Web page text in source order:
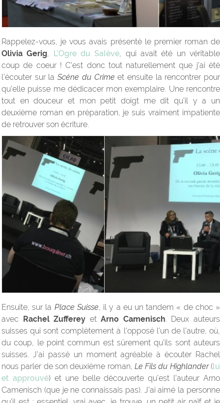
Rappelez-vous, je vous avais présenté le premier roman de
Olivia Gerig, L’Ogre du Salève, qui avait été un véritable
coup de coeur ! C’est donc tout naturellement que j’ai été
l’écouter sur laScène du Crime et ensuite la rencontrer pour
qu’elle puisse me dédicacer mon exemplaire. Une rencontre
tout en douceur et mon petit doigt me dit qu’il y a un
deuxième roman en préparation, je suis vraiment impatiente
de retrouver son écriture.
Ensuite, sur la Place Suisse, il y a eu un tandem « de choc »
avec
Rachel Zufferey etArno Camenisch. Deux auteurs
suisses qui sont complètement à l’opposé l’un de l’autre, où,
du coup, le point commun est sûrement qu’ils sont auteurs
suisses. J’ai passé un moment agréable à écouter Rachel
nous parler de son deuxième roman, Le Fils du Highlander(lu
et approuvé) et une belle découverte qu’est l’auteur Arno
Camenisch (que je ne connaissais pas). J’ai aimé la personne